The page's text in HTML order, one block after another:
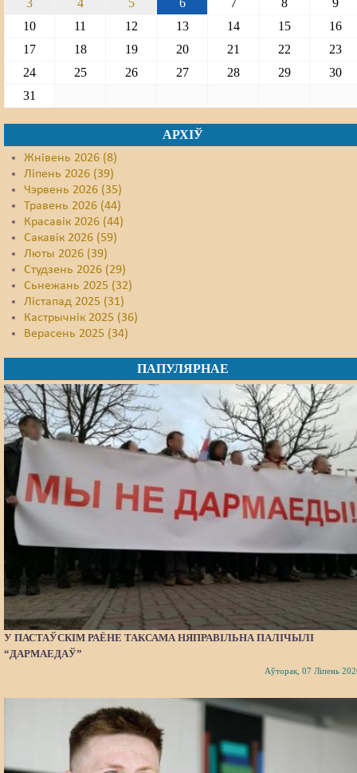
3
4 5 6 7 8
9
10
11 12 13 14 15
16
17
18 19 20 21 22
23
24
25 26 27 28 29
30
31
АРХІЎ
Жнівень 2026 (8)
Ліпень 2026 (39)
Чэрвень 2026 (35)
Травень 2026 (44)
Красавік 2026 (44)
Сакавік 2026 (59)
Люты 2026 (39)
Студзень 2026 (29)
Сьнежань 2025 (32)
Лістапад 2025 (31)
Кастрычнік 2025 (36)
Верасень 2025 (34)
ПАПУЛЯРНАЕ
У ПАСТАЎСКІМ РАЁНЕ ТАКСАМА НЯПРАВІЛЬНА ПАЛІЧЫЛІ
“ДАРМАЕДАЎ”
Аўторак, 07 Ліпень